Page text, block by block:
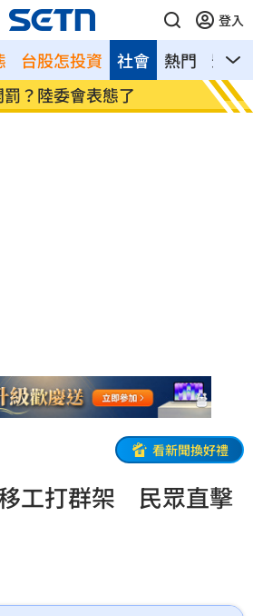
登入
台股怎投資 熱門 影音
社會
？陸委會表態了
Mina
舉
看新聞換好禮
工打群架 民眾直擊